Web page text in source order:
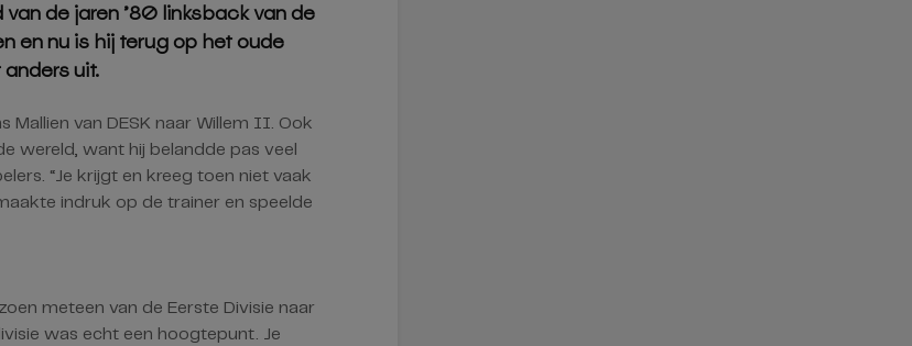
de jaren ’80 linksback van de
en nu is hij terug op het oude
uit.
Mallien van DESK naar Willem II. Ook
wereld, want hij belandde pas veel
“Je krijgt en kreeg toen niet vaak
indruk op de trainer en speelde
meteen van de Eerste Divisie naar
was echt een hoogtepunt. Je